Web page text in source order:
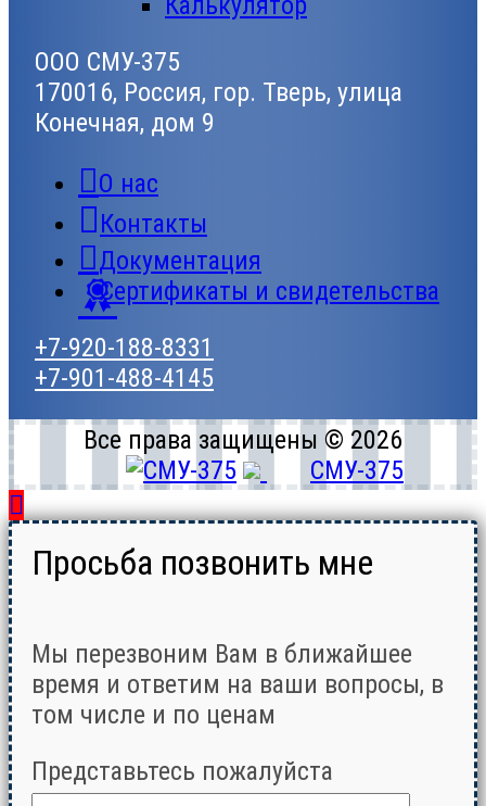
ООО СМУ-375
170016, Россия, гор. Тверь, улица
Конечная, дом 9
О нас
Контакты
Документация
Сертификаты и свидетельства
+7-920-188-8331
+7-901-488-4145
Все права защищены © 2026
СМУ-375
Просьба позвонить мне
Мы перезвоним Вам в ближайшее
время и ответим на ваши вопросы, в
том числе и по ценам
Представьтесь пожалуйста